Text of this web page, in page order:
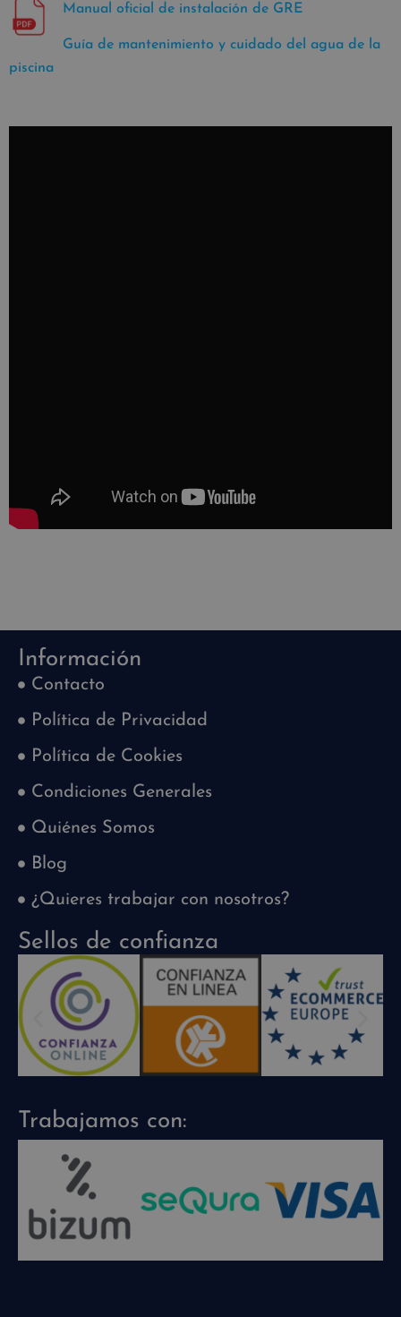
Manual oficial de instalación de GRE
Guía de mantenimiento y cuidado del agua de la
piscina
Información
Contacto
Política de Privacidad
Política de Cookies
Condiciones Generales
Quiénes Somos
Blog
¿Quieres trabajar con nosotros?
Sellos de confianza
Trabajamos con: